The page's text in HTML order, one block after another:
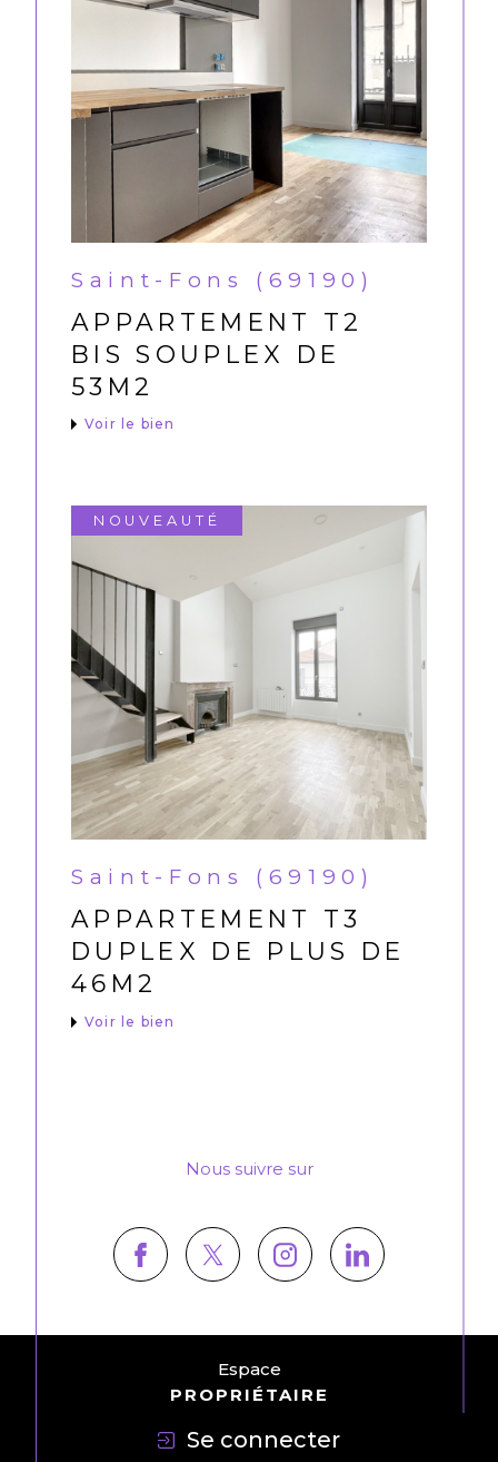
Saint-Fons (69190)
APPARTEMENT T2
BIS SOUPLEX DE
53M2
Voir le bien
NOUVEAUTÉ
Saint-Fons (69190)
APPARTEMENT T3
DUPLEX DE PLUS DE
46M2
Voir le bien
Nous suivre sur
Espace
PROPRIÉTAIRE
Se connecter